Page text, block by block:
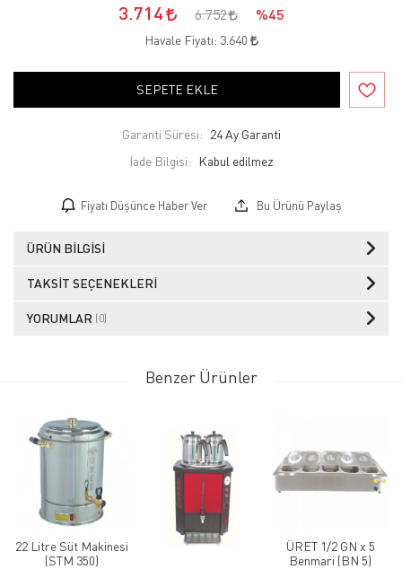
3.714 6.752 %45
Havale Fiyatı: 3.640
SEPETE EKLE
Garanti Süresi: 24 Ay Garanti
İade Bilgisi:
Fiyatı Düşünce Haber Ver Bu Ürünü Paylaş
ÜRÜN BILGISI
TAKSIT SEÇENEKLERI
YORUMLAR (0)
Benzer Ürünler
22 Litre Süt Makinesi
(STM 350)
ÜRET 1/2 GN x 5
Benmari (BN 5)